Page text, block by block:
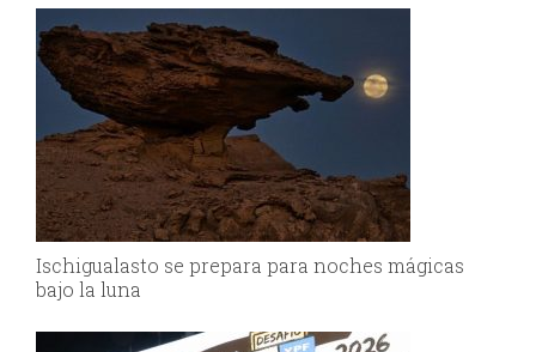
Ischigualasto se prepara para noches mágicas
bajo la luna